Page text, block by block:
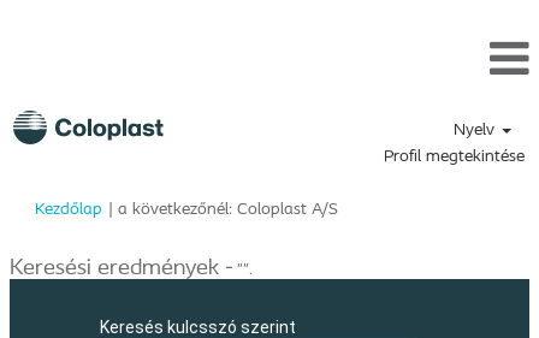
Nyelv
Profil megtekintése
Kezdőlap | a következőnél: Coloplast A/S(aktuális
Keresési eredmények - "".
Keresés kulcsszó szerint